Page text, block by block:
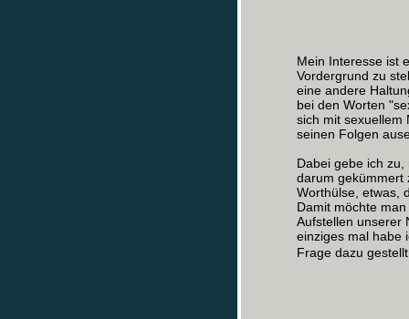
Mein Interesse ist
Vordergrund zu
eine andere
bei den Worten
sich mit sexuellem
seinen Folgen
Dabei gebe ich
darum gekümmert
Worthülse, etwas,
Damit möchte
Aufstellen unserer
einziges mal habe
Frage dazu